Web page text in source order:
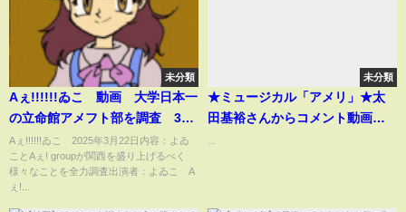
未分類
Aぇ!!!!!!ゐこ 動画 大学日本一
の立命館アメフト部を調査 3月
22日
Aぇ!!!!!!ゐこ 2025年3月22日内容：よゐ
ことAぇ! groupが関西を盛り上げるべく
様々なことを全力調査出演者：よゐこ A
ぇ!...
未分類
★ミュージカル「アメリ」★太
田基裕さんからコメント動画が